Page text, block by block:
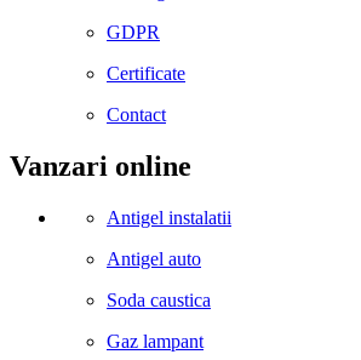
GDPR
Certificate
Contact
Vanzari online
Antigel instalatii
Antigel auto
Soda caustica
Gaz lampant